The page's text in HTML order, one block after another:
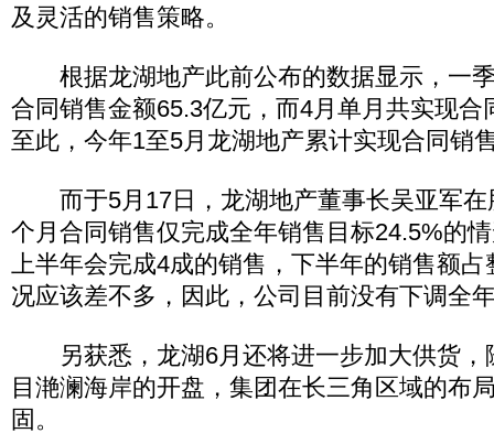
及灵活的销售策略。
根据龙湖地产此前公布的数据显示，一
合同销售金额65.3亿元，而4月单月共实现合
至此，今年1至5月龙湖地产累计实现合同销
而于5月17日，龙湖地产董事长吴亚军在
个月合同销售仅完成全年销售目标24.5%的
上半年会完成4成的销售，下半年的销售额
况应该差不多，因此，公司目前没有下调全
另获悉，龙湖6月还将进一步加大供货，
目滟澜海岸的开盘，集团在长三角区域的布
固。